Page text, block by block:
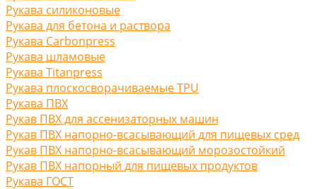
Рукава силиконовые
Рукава для бетона и раствора
Рукава Carbonpress
Рукава шламовые
Рукава Titanpress
Рукава плоскосворачиваемые TPU
Рукава ПВХ
Рукав ПВХ для ассенизаторных машин
Рукав ПВХ напорно-всасывающий для пищевых сред
Рукав ПВХ напорно-всасывающий морозостойкий
Рукав ПВХ напорный для пищевых продуктов
Рукава ГОСТ